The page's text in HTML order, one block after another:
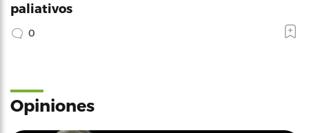
paliativos
0
Opiniones